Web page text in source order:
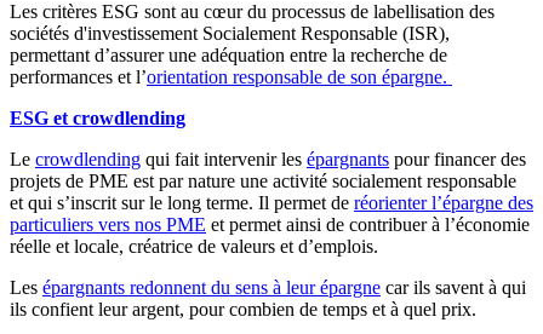
Les critères ESG sont au cœur du processus de labellisation des
sociétés d'investissement Socialement Responsable (ISR),
permettant d’assurer une adéquation entre la recherche de
performances et l’orientation responsable de son épargne.
ESG et crowdlending
Le crowdlending qui fait intervenir les épargnants pour financer des
projets de PME est par nature une activité socialement responsable
et qui s’inscrit sur le long terme. Il permet de réorienter l’épargne des
particuliers vers nos PME et permet ainsi de contribuer à l’économie
réelle et locale, créatrice de valeurs et d’emplois.
Les épargnants redonnent du sens à leur épargne car ils savent à qui
ils confient leur argent, pour combien de temps et à quel prix.